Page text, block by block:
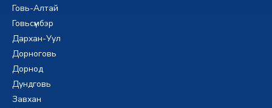
Говь-Алтай
Говьсүмбэр
Дархан-Уул
Дорноговь
Дорнод
Дундговь
Завхан